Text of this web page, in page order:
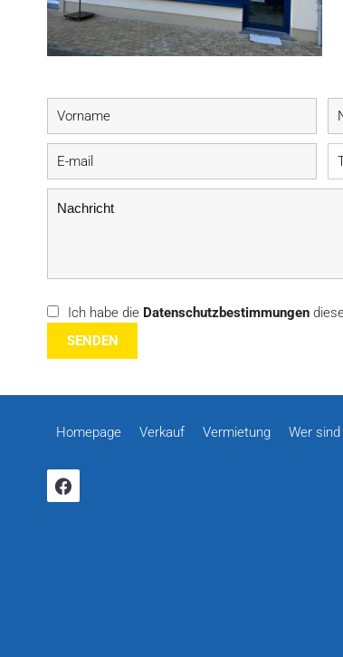
Ich habe die Datenschutzbestimmungen
SENDEN
Homepage Verkauf Vermietung Wer